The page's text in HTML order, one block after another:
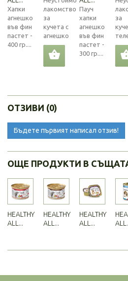
Хапки
агнешко
във фин
пастет -
400 гр....
лакомство
за
кучета с
агнешко
Пауч
хапки
агнешко
във фин
пастет -
300 гр....
за
ОТЗИВИ (0)
Бъдете първият написал отзив!
ОЩЕ ПРОДУКТИ В
HEALTHY
ALL...
HEALTHY
ALL...
HEALTHY
ALL...